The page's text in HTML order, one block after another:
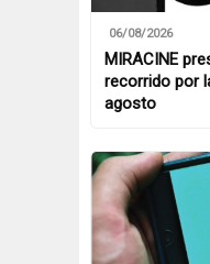
06/08/2026
MIRACINE
recorrido por
agosto